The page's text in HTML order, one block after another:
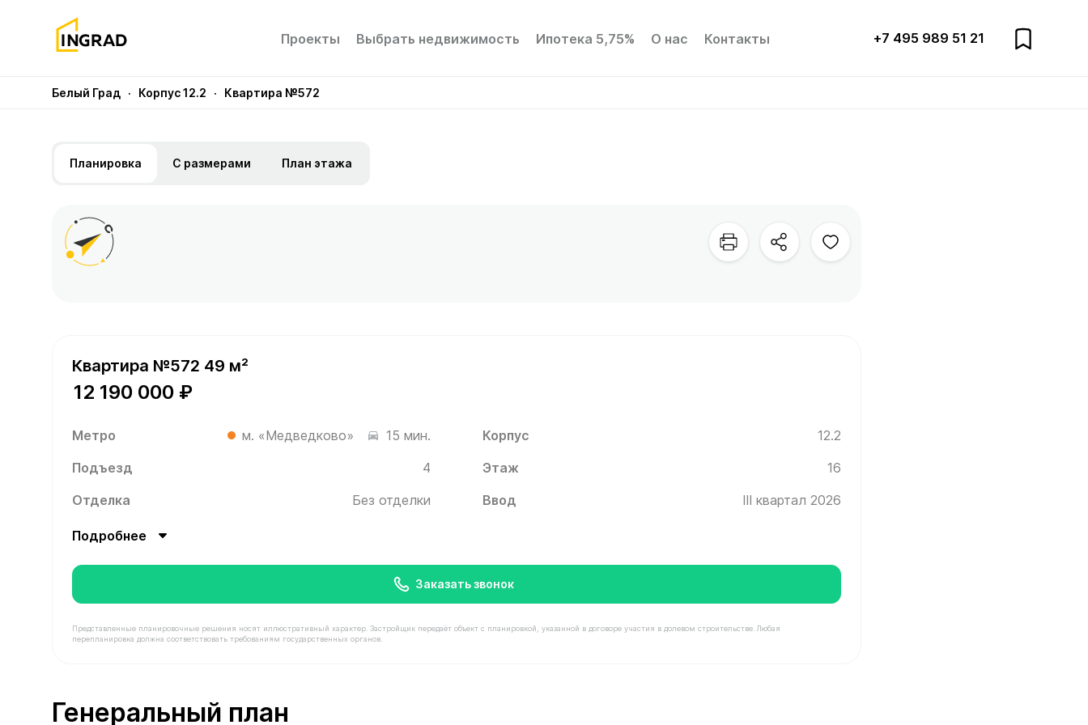
Проекты Выбрать недвижимость Ипотека 5,75% О нас Контакты +7 495 989 51 21
Белый Град · Корпус 12.2 · Квартира №572
Планировка С размерами План этажа
Квартира №572 49 м²
12 190 000 ₽
Метро м. «Медведково» 15 мин. Корпус 12.2
Подъезд 4 Этаж
16
Отделка
Без отделки Ввод III квартал 2026
Подробнее
Заказать звонок
Представленные планировочные решения носят иллюстративный характер. Застройщик передаёт объект с планировкой, указанной в договоре участия в долевом строительстве. Любая
перепланировка должна соответствовать требованиям государственных органов.
Генеральный план